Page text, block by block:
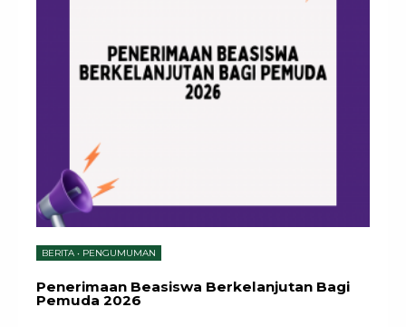
BERITA • PENGUMUMAN
Penerimaan Beasiswa Berkelanjutan Bagi
Pemuda 2026